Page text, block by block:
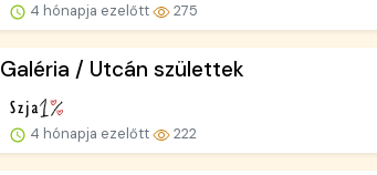
4 hónapja ezelőtt 275
Galéria / Utcán születtek
4 hónapja ezelőtt 222